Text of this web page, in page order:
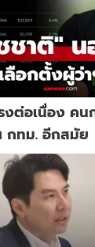
ต่อเนื่อง คน
กทม. อีกสมัย